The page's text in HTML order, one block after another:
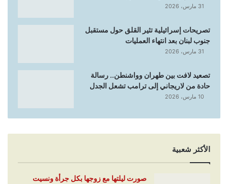
31 مارس، 2026
تصريحات إسرائيلية تثير القلق حول مستقبل
جنوب لبنان بعد انتهاء العمليات
31 مارس، 2026
تصعيد لافت بين طهران وواشنطن.. رسالة
حادة من لاريجاني إلى ترامب تشعل الجدل
10 مارس، 2026
الأكثر شعبية
صورت ليلتها مع زوجها بكل جرأة ونسيت